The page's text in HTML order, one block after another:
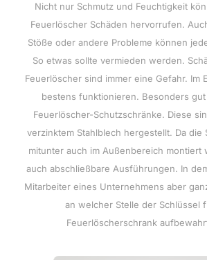
Nicht nur Schmutz und Feuchtigkeit
Feuerlöscher Schäden hervorrufen.
Stöße oder andere Probleme können
So etwas sollte vermieden werden.
Feuerlöscher sind immer eine Gefahr. Im
bestens funktionieren. Besonders
Feuerlöscher-Schutzschränke. Diese
verzinktem Stahlblech hergestellt. Da die
mitunter auch im Außenbereich montiert
auch abschließbare Ausführungen. In
Mitarbeiter eines Unternehmens aber
an welcher Stelle der Schlüssel
Feuerlöscherschrank